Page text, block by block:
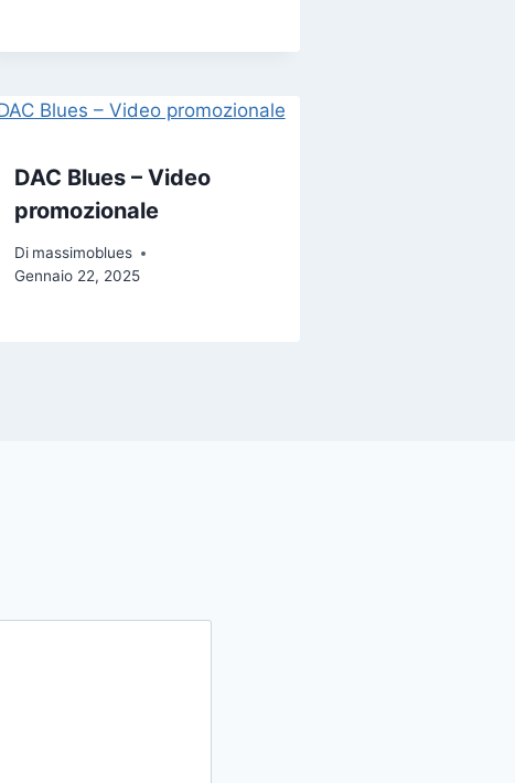
DAC Blues – Video
promozionale
Di massimoblues
Gennaio 22, 2025